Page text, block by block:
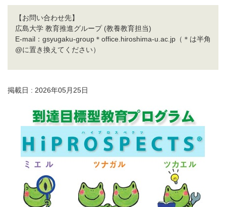
【お問い合わせ先】
広島大学 教育推進グループ (教養教育担当)
E-mail：gsyugaku-group＊office.hiroshima-u.ac.jp（＊は半角
@に置き換えてください）
掲載日 : 2026年05月25日